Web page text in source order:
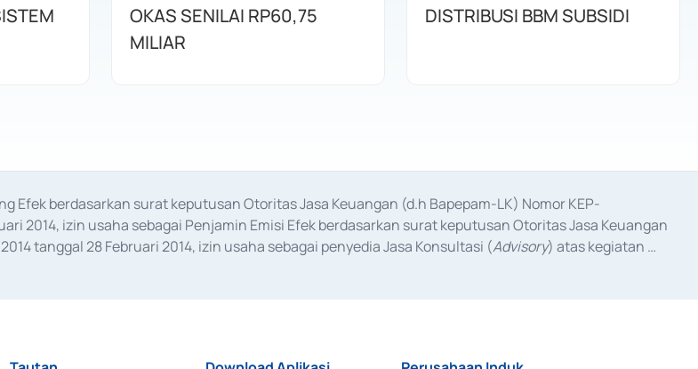
OKAS SENILAI RP60,75
MILIAR
DISTRIBUSI BBM SUBSIDI
Efek berdasarkan surat keputusan Otoritas Jasa Keuangan (d.h Bapepam-LK) Nomor KEP-
2014, izin usaha sebagai Penjamin Emisi Efek berdasarkan surat keputusan Otoritas Jasa Keuangan
tanggal 28 Februari 2014, izin usaha sebagai penyedia Jasa Konsultasi (Advisory) atas kegiatan